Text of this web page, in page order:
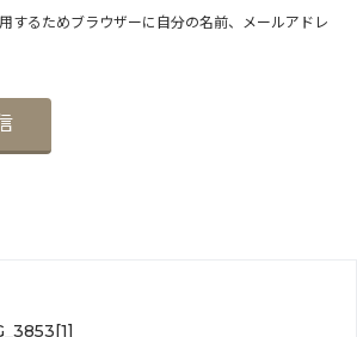
するためブラウザーに自分の名前、メールアドレ